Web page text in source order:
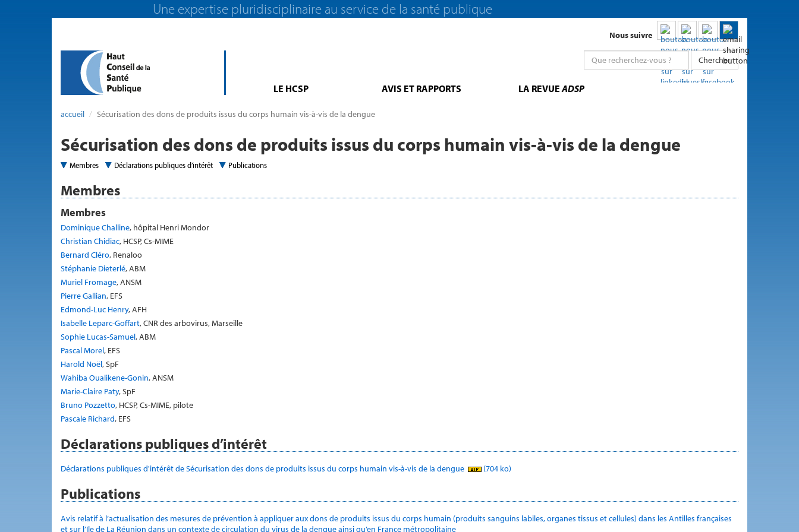
Une expertise pluridisciplinaire au service de la santé publique
Nous suivre
Chercher
LE HCSP AVIS ET RAPPORTS LA REVUEADSP
accueil Sécurisation des dons de produits issus du corps humain vis-à-vis de la dengue
Sécurisation des dons de produits issus du corps humain vis-à-vis de la dengue
Membres Déclarations publiques d’intérêt Publications
Membres
Membres
Dominique Challine, hôpital Henri Mondor
Christian Chidiac, HCSP, Cs-MIME
Bernard Cléro, Renaloo
Stéphanie Dieterlé, ABM
Muriel Fromage, ANSM
Pierre Gallian, EFS
Edmond-Luc Henry, AFH
Isabelle Leparc-Goffart, CNR des arbovirus, Marseille
Sophie Lucas-Samuel, ABM
Pascal Morel, EFS
Harold Noël, SpF
Wahiba Oualikene-Gonin, ANSM
Marie-Claire Paty, SpF
Bruno Pozzetto, HCSP, Cs-MIME, pilote
Pascale Richard, EFS
Déclarations publiques d’intérêt
Déclarations publiques d'intérêt de Sécurisation des dons de produits issus du corps humain vis-à-vis de la dengue (704 ko)
Publications
Avis relatif à l’actualisation des mesures de prévention à appliquer aux dons de produits issus du corps humain (produits sanguins labiles, organes tissus et cellules) dans les Antilles françaises
et sur l’Ile de La Réunion dans un contexte de circulation du virus de la dengue ainsi qu’en France métropolitaine